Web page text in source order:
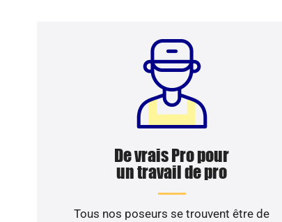
De vrais Pro pour
un travail de pro
Tous nos poseurs se trouvent être de